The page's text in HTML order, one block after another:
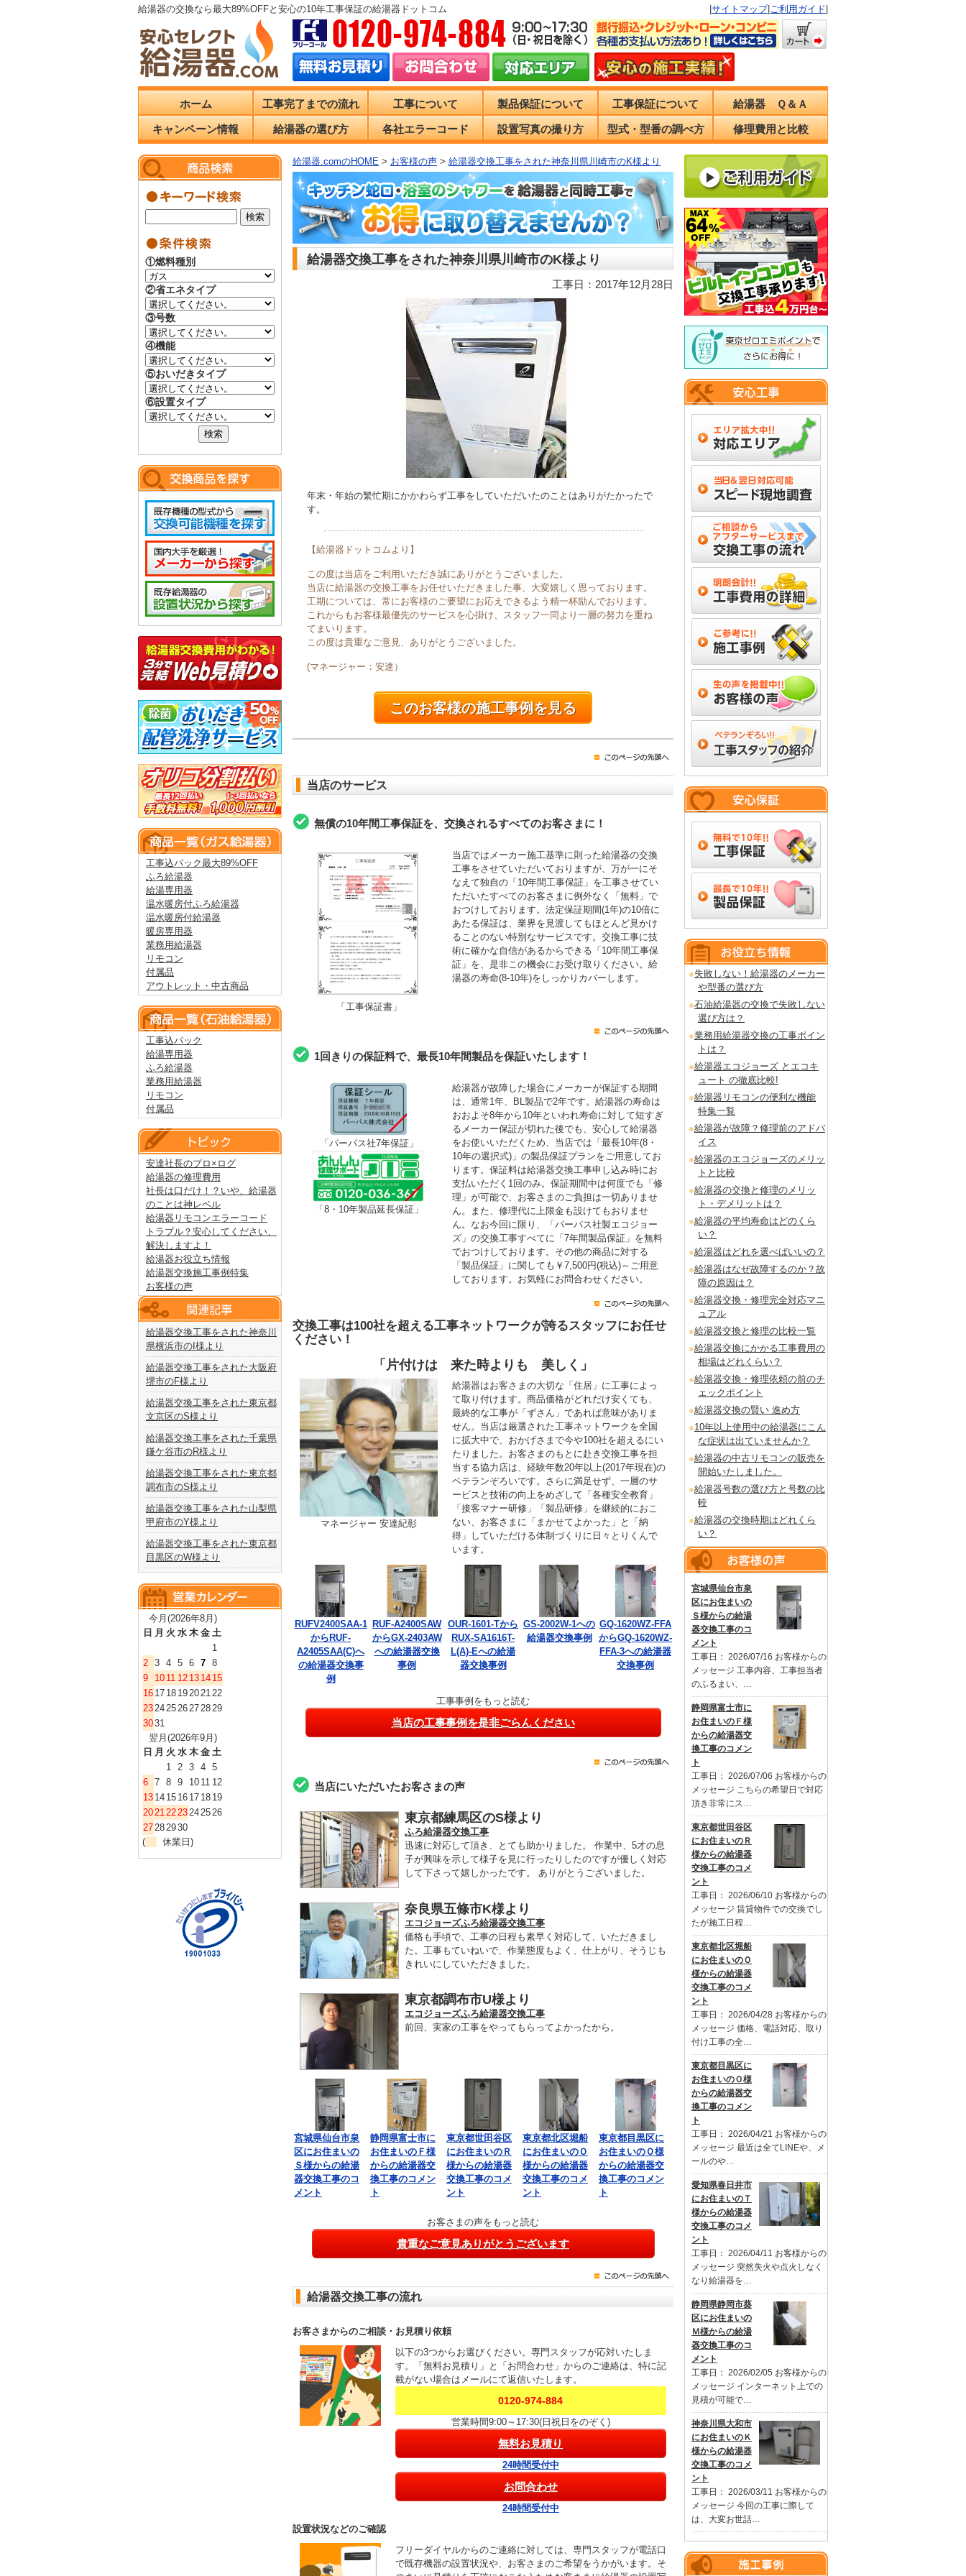
給湯器の交換なら最大89%OFFと安心の10年工事保証の給湯器ドットコム サイトマップ| ご利用ガイド
ホーム 工事完了までの流れ 工事について 製品保証について 工事保証について 給湯器 Ｑ＆Ａ
キャンペーン情報 給湯器の選び方 各社エラーコード 設置写真の撮り方 型式・型番の調べ方 修理費用と比較
①燃料種別
②省エネタイプ
③号数
④機能
⑤おいだきタイプ
⑥設置タイプ
工事込パック最大89%OFF
ふろ給湯器
給湯専用器
温水暖房付ふろ給湯器
温水暖房付給湯器
暖房専用器
業務用給湯器
リモコン
付属品
アウトレット・中古商品
工事込パック
給湯専用器
ふろ給湯器
業務用給湯器
リモコン
付属品
安達社長のプロ×ログ
給湯器の修理費用
社長は口だけ！？いや、給湯器
のことは神レベル
給湯器リモコンエラーコード
トラブル？安心してください、
解決しますよ！
給湯器お役立ち情報
給湯器交換施工事例特集
お客様の声
給湯器交換工事をされた神奈川
県横浜市のI様より
給湯器交換工事をされた大阪府
堺市のF様より
給湯器交換工事をされた東京都
文京区のS様より
給湯器交換工事をされた千葉県
鎌ケ谷市のR様より
給湯器交換工事をされた東京都
調布市のS様より
給湯器交換工事をされた山梨県
甲府市のY様より
給湯器交換工事をされた東京都
目黒区のW様より
今月(2026年8月)
日 月 火 水 木 金 土
1
2 3 4 5 6 7 8
9
10 11 12 13 14 15
16 17 18 19202122
23242526272829
3031
翌月(2026年9月)
日 月 火 水 木 金 土
1 2 3 4 5
6 7 8 9 10 11 12
13 14 15 16 17 18 19
20212223242526
27282930
(
休業日)
失敗しない！給湯器のメーカー
や型番の選び方
石油給湯器の交換で失敗しない
選び方は？
業務用給湯器交換の工事ポイン
トは？
給湯器エコジョーズ とエコキ
ュート の徹底比較!
給湯器リモコンの便利な機能
特集一覧
給湯器が故障？修理前のアドバ
イス
給湯器のエコジョーズのメリッ
トと比較
給湯器の交換と修理のメリッ
ト・デメリットは？
給湯器の平均寿命はどのくら
い？
給湯器はどれを選べばいいの？
給湯器はなぜ故障するのか？故
障の原因は？
給湯器交換・修理完全対応マニ
ュアル
給湯器交換と修理の比較一覧
給湯器交換にかかる工事費用の
相場はどれくらい？
給湯器交換・修理依頼の前のチ
ェックポイント
給湯器交換の賢い 進め方
10年以上使用中の給湯器にこん
な症状は出ていませんか？
給湯器の中古リモコンの販売を
開始いたしました。
給湯器号数の選び方と号数の比
較
給湯器の交換時期はどれくら
い？
宮城県仙台市泉
区にお住まいの
Ｓ様からの給湯
器交換工事のコ
メント
工事日： 2026/07/16 お客様からの
メッセージ 工事内容、工事担当者
のふるまい、…
静岡県富士市に
お住まいのＦ様
からの給湯器交
換工事のコメン
ト
工事日： 2026/07/06 お客様からの
メッセージ こちらの希望日で対応
頂き非常にス…
東京都世田谷区
にお住まいのＲ
様からの給湯器
交換工事のコメ
ント
工事日： 2026/06/10 お客様からの
メッセージ 賃貸物件での交換でし
たが施工日程…
東京都北区堀船
にお住まいのＯ
様からの給湯器
交換工事のコメ
ント
工事日： 2026/04/28 お客様からの
メッセージ 価格、電話対応、取り
付け工事の全…
東京都目黒区に
お住まいのＯ様
からの給湯器交
換工事のコメン
ト
工事日： 2026/04/21 お客様からの
メッセージ 最近は全てLINEや、メ
ールのや…
愛知県春日井市
にお住まいのＴ
様からの給湯器
交換工事のコメ
ント
工事日： 2026/04/11 お客様からの
メッセージ 突然失火や点火しなく
なり給湯器を…
静岡県静岡市葵
区にお住まいの
Ｍ様からの給湯
器交換工事のコ
メント
工事日： 2026/02/05 お客様からの
メッセージ インターネット上での
見積が可能で…
神奈川県大和市
にお住まいのＫ
様からの給湯器
交換工事のコメ
ント
工事日： 2026/03/11 お客様からの
メッセージ 今回の工事に際して
は、大変お世話…
給湯器.comのHOME > お客様の声 > 給湯器交換工事をされた神奈川県川崎市のK様より
給湯器交換工事をされた神奈川県川崎市のK様より
工事日：2017年12月28日
年末・年始の繁忙期にかかわらず工事をしていただいたのことはありがたかったで
す。
【給湯器ドットコムより】
この度は当店をご利用いただき誠にありがとうございました。
当店に給湯器の交換工事をお任せいただきました事、大変嬉しく思っております。
工期については、常にお客様のご要望にお応えできるよう精一杯励んでおります。
これからもお客様最優先のサービスを心掛け、スタッフ一同より一層の努力を重ね
てまいります。
この度は貴重なご意見、ありがとうございました。
(マネージャー：安達）
このお客様の施工事例を見る
当店のサービス
無償の10年間工事保証を、交換されるすべてのお客さまに！
「工事保証書」
当店ではメーカー施工基準に則った給湯器の交換
工事をさせていただいておりますが、万が一にそ
なえて独自の「10年間工事保証」を工事させてい
ただいたすべてのお客さまに例外なく「無料」で
おつけしております。法定保証期間(1年)の10倍に
あたる保証は、業界を見渡してもほとんど見かけ
ることのない特別なサービスです。交換工事に技
術に確かな自信があるからできる「10年間工事保
証」を、是非この機会にお受け取りください。給
湯器の寿命(8-10年)をしっかりカバーします。
1回きりの保証料で、最長10年間製品を保証いたします！
「パーパス社7年保証」
「8・10年製品延長保証」
給湯器が故障した場合にメーカーが保証する期間
は、通常1年、BL製品で2年です。給湯器の寿命は
おおよそ8年から10年といわれ寿命に対して短すぎ
るメーカー保証が切れた後でも、安心して給湯器
をお使いいただくため、当店では「最長10年(8・
10年の選択式)」の製品保証プランをご用意してお
ります。保証料は給湯器交換工事申し込み時にお
支払いただく1回のみ。保証期間中は何度でも「修
理」が可能で、お客さまのご負担は一切ありませ
ん。また、修理代に上限金も設けてもおりませ
ん。なお今回に限り、「パーパス社製エコジョー
ズ」の交換工事すべてに「7年間製品保証」を無料
でおつけしております。その他の商品に対する
「製品保証」に関しても￥7,500円(税込)～ご用意
しております。お気軽にお問合わせください。
交換工事は100社を超える工事ネットワークが誇るスタッフにお任せ
ください！
「片付けは 来た時よりも 美しく」
マネージャー 安達紀彰
給湯器はお客さまの大切な「住居」に工事によっ
て取り付けます。商品価格がどれだけ安くても、
最終的な工事が「ずさん」であれば意味がありま
せん。当店は厳選された工事ネットワークを全国
に拡大中で、おかげさまで今や100社を超えるにい
たりました。お客さまのもとに赴き交換工事を担
当する協力店は、経験年数20年以上(2017年現在)の
ベテランぞろいです。さらに満足せず、一層のサ
ービスと技術の向上をめざして「各種安全教育」
「接客マナー研修」「製品研修」を継続的におこ
ない、お客さまに「まかせてよかった」と「納
得」していただける体制づくりに日々とりくんで
います。
RUFV2400SAA-1
からRUF-
A2405SAA(C)へ
の給湯器交換事
例
RUF-A2400SAW
からGX-2403AW
への給湯器交換
事例
OUR-1601-Tから
RUX-SA1616T-
L(A)-Eへの給湯
器交換事例
GS-2002W-1への
給湯器交換事例
GQ-1620WZ-FFA
からGQ-1620WZ-
FFA-3への給湯器
交換事例
工事事例をもっと読む
当店の工事事例を是非ごらんください
当店にいただいたお客さまの声
東京都練馬区のS様より
ふろ給湯器交換工事
迅速に対応して頂き、とても助かりました。 作業中、5才の息
子が興味を示して様子を見に行ったりしたのですが優しく対応
して下さって嬉しかったです。 ありがとうございました。
奈良県五條市K様より
エコジョーズふろ給湯器交換工事
価格も手頃で、工事の日程も素早く対応して、いただきまし
た。工事もていねいで、作業態度もよく、仕上がり、そうじも
きれいにしていただきました。
東京都調布市U様より
エコジョーズふろ給湯器交換工事
前回、実家の工事をやってもらってよかったから。
宮城県仙台市泉
区にお住まいの
Ｓ様からの給湯
器交換工事のコ
メント
静岡県富士市に
お住まいのＦ様
からの給湯器交
換工事のコメン
ト
東京都世田谷区
にお住まいのＲ
様からの給湯器
交換工事のコメ
ント
東京都北区堀船
にお住まいのＯ
様からの給湯器
交換工事のコメ
ント
東京都目黒区に
お住まいのＯ様
からの給湯器交
換工事のコメン
ト
お客さまの声をもっと読む
貴重なご意見ありがとうございます
給湯器交換工事の流れ
お客さまからのご相談・お見積り依頼
以下の3つからお選びください。専門スタッフが応対いたしま
す。「無料お見積り」と「お問合わせ」からのご連絡は、特に記
載がない場合はメールにて返信いたします。
0120-974-884
営業時間9:00～17:30(日祝日をのぞく)
無料お見積り
24時間受付中
お問合わせ
24時間受付中
設置状況などのご確認
フリーダイヤルからのご連絡に対しては、専門スタッフが電話口
で既存機器の設置状況や、お客さまのご希望をうかがいます。そ